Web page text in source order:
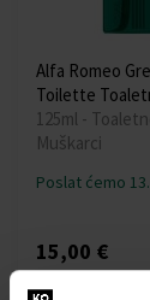
Alfa Romeo
Toilette
125ml -
Muškarci
Poslat ćemo
15,00 €